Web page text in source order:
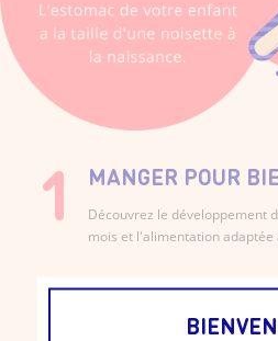
MANGER POUR
Découvrez le développement
mois et l'alimentation adaptée